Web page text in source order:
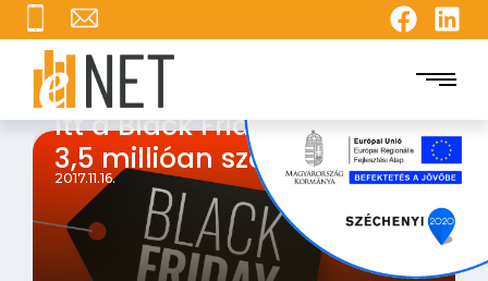
Itt a Black Friday – közel
3,5 millióan számítanak rá
2017.11.16.